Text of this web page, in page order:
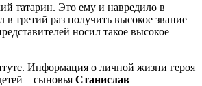
татарин. Это ему и навредило в
третий раз получить высокое звание
носил такое высокое
Информация о личной жизни героя
– сыновья Станислав